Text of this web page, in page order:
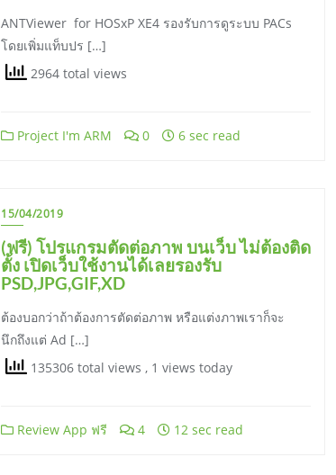
ANTViewer for HOSxP XE4 รองรับการดูระบบ PACs
โดยเพิ่มแท็บปร […]
2964 total views
Project I'm ARM 0 6 sec read
15/04/2019
(ฟรี) โปรแกรมตัดต่อภาพ บนเว็บ ไม่ต้องติด
ตั้ง เปิดเว็บใช้งานได้เลยรองรับ
PSD,JPG,GIF,XD
ต้องบอกว่าถ้าต้องการตัดต่อภาพ หรือแต่งภาพเราก็จะ
นึกถึงแต่ Ad […]
135306 total views , 1 views today
Review App ฟรี 4 12 sec read